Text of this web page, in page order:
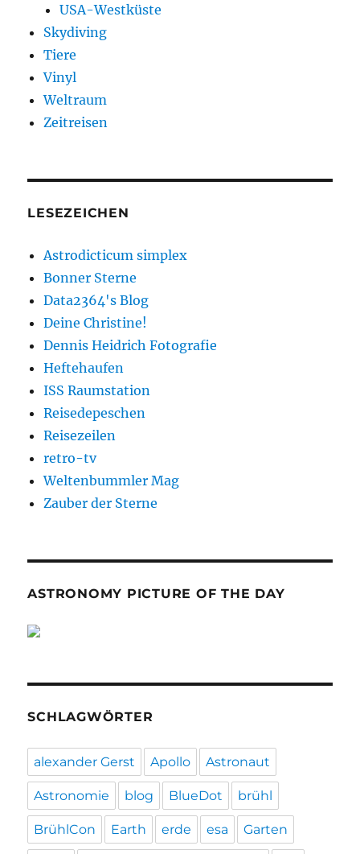
USA-Westküste
Skydiving
Tiere
Vinyl
Weltraum
Zeitreisen
LESEZEICHEN
Astrodicticum simplex
Bonner Sterne
Data2364's Blog
Deine Christine!
Dennis Heidrich Fotografie
Heftehaufen
ISS Raumstation
Reisedepeschen
Reisezeilen
retro-tv
Weltenbummler Mag
Zauber der Sterne
ASTRONOMY PICTURE OF THE DAY
SCHLAGWÖRTER
alexander Gerst Apollo Astronaut
Astronomie blog BlueDot brühl
BrühlCon Earth erde esa Garten